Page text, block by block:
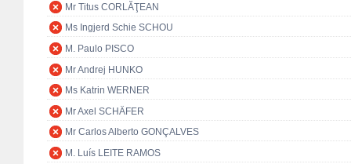
Mr Titus CORLĂŢEAN
Ms Ingjerd Schie SCHOU
M. Paulo PISCO
Mr Andrej HUNKO
Ms Katrin WERNER
Mr Axel SCHÄFER
Mr Carlos Alberto GONÇALVES
M. Luís LEITE RAMOS